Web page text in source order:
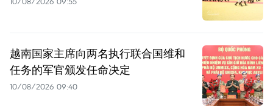
越南国家主席向两名执行联合国维和
任务的军官颁发任命决定
10/08/2026 09:40